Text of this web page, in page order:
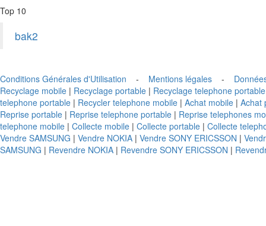
Top 10
bak2
Conditions Générales d'Utilisation - Mentions légales -
Recyclage mobile | Recyclage portable | Recyclage telephone portable
telephone portable | Recycler telephone mobile | Achat mobile | Achat
Reprise portable | Reprise telephone portable | Reprise telephones
telephone mobile | Collecte mobile | Collecte portable | Collecte
Vendre SAMSUNG | Vendre NOKIA | Vendre SONY ERICSSON |
SAMSUNG | Revendre NOKIA | Revendre SONY ERICSSON |